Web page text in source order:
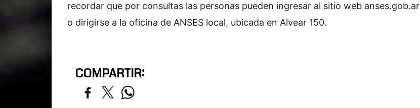
recordar que por consultas las personas pueden ingresar al sitio web anses.gob.ar
o dirigirse a la oficina de ANSES local, ubicada en Alvear 150.
COMPARTIR: